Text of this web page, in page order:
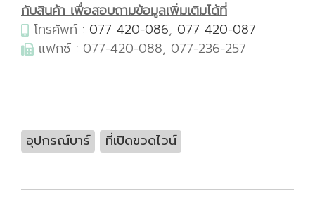
กับสินค้า เพื่อสอบถามข้อมูลเพิ่มเติมได้ที่
โทรศัพท์ : 077 420-086, 077 420-087
แฟกซ์ : 077-420-088, 077-236-257
อุปกรณ์บาร์ ที่เปิดขวดไวน์